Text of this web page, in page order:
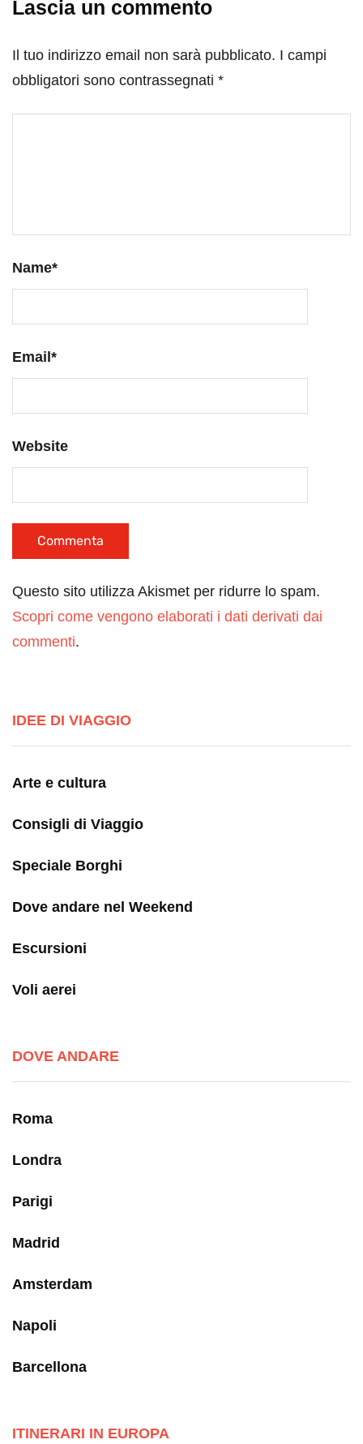
Lascia un commento
Il tuo indirizzo email non sarà pubblicato. I campi
obbligatori sono contrassegnati *
Name*
Email *
Website
Questo sito utilizza Akismet per ridurre lo spam.
Scopri come vengono elaborati i dati derivati dai
commenti.
IDEE DI VIAGGIO
Arte e cultura
Consigli di Viaggio
Speciale Borghi
Dove andare nel Weekend
Escursioni
Voli aerei
DOVE ANDARE
Roma
Londra
Parigi
Madrid
Amsterdam
Napoli
Barcellona
ITINERARI IN EUROPA